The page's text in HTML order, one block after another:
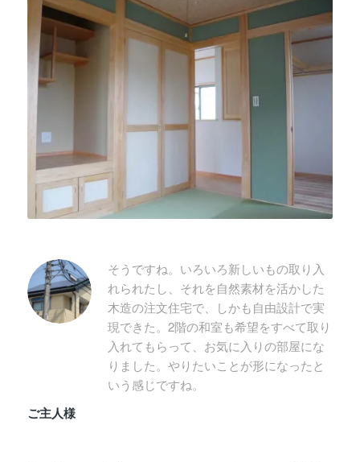
そうですね。いろいろ新しいもの取り入
れられたし、それを自然素材を活かした
木造の注文住宅で、しかも自由設計で実
現できた。2階の和室も希望をすべて取り
入れてもらって、お気に入りの部屋にな
りました。やりたいことが形になったと
いう感じですね。
ご主人様